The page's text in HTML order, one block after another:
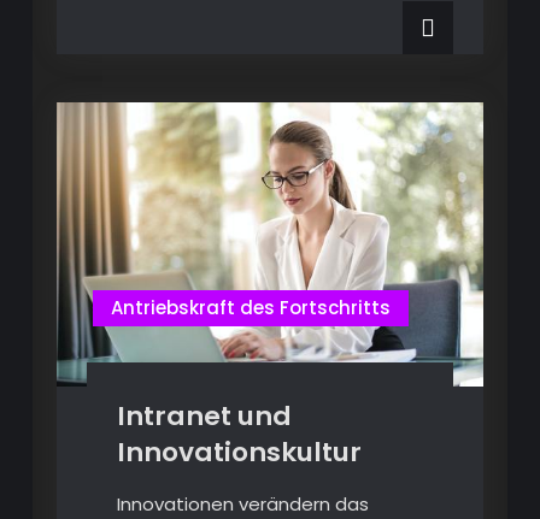
Antriebskraft des Fortschritts
Intranet und
Innovationskultur
Innovationen verändern das